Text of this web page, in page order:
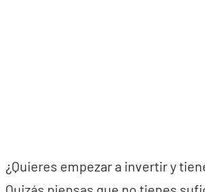
¿Quieres empezar a invertir y